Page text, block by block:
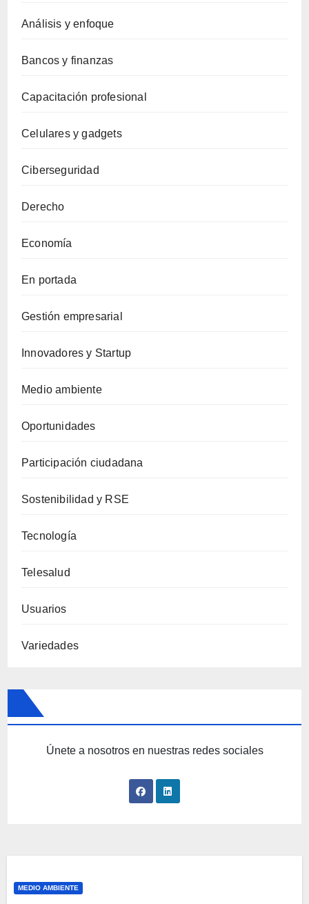
Análisis y enfoque
Bancos y finanzas
Capacitación profesional
Celulares y gadgets
Ciberseguridad
Derecho
Economía
En portada
Gestión empresarial
Innovadores y Startup
Medio ambiente
Oportunidades
Participación ciudadana
Sostenibilidad y RSE
Tecnología
Telesalud
Usuarios
Variedades
Únete a nosotros en nuestras redes sociales
MEDIO AMBIENTE